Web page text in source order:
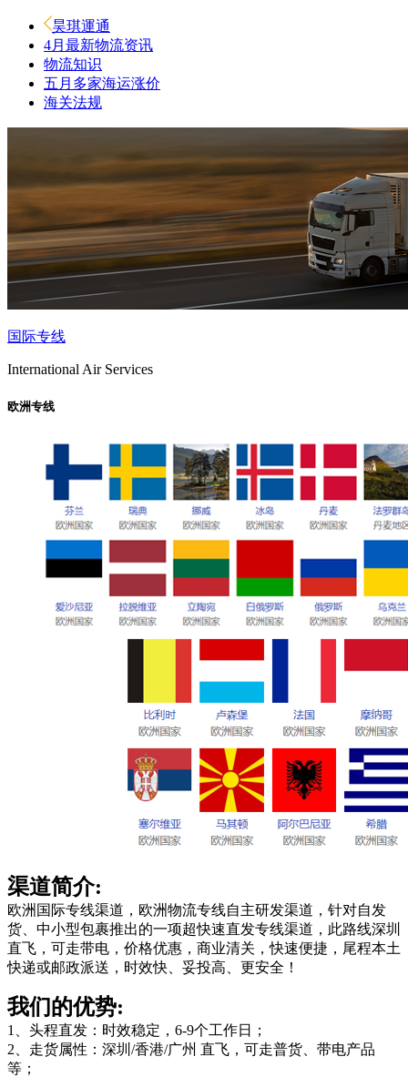
昊琪運通
4月最新物流资讯
物流知识
五月多家海运涨价
海关法规
国际专线
International Air Services
欧洲专线
渠道简介:
欧洲国际专线渠道，欧洲物流专线自主研发渠道，针对自发
货、中小型包裹推出的一项超快速直发专线渠道，此路线深圳
直飞，可走带电，价格优惠，商业清关，快速便捷，尾程本土
快递或邮政派送，时效快、妥投高、更安全！
我们的优势:
1、头程直发：时效稳定，6-9个工作日；
2、走货属性：深圳/香港/广州 直飞，可走普货、带电产品
等；